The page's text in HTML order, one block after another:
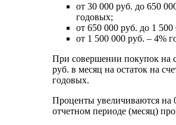
от 30 000 руб. до 650
годовых;
от 650 000 руб. до 1 500
от 1 500 000 руб. – 4%
При совершении покупок на
руб. в месяц на остаток на
годовых.
Проценты увеличиваются на
отчетном периоде (месяц)